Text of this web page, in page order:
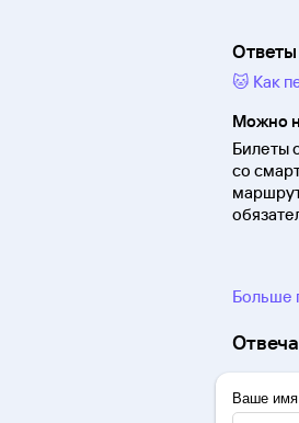
🐱 Как
Можно
Билеты
со
Больше
Ваше имя